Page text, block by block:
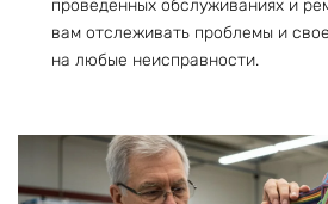
проведенных обслуживаниях и
вам отслеживать проблемы и
на любые неисправности.